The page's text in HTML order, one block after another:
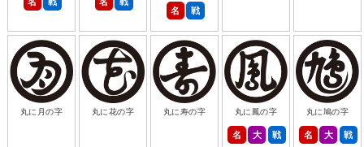
名 戦
丸に月の字 丸に花の字 丸に寿の字 丸に鳳の字
名 大 戦
丸に鳩の字
名 大 戦